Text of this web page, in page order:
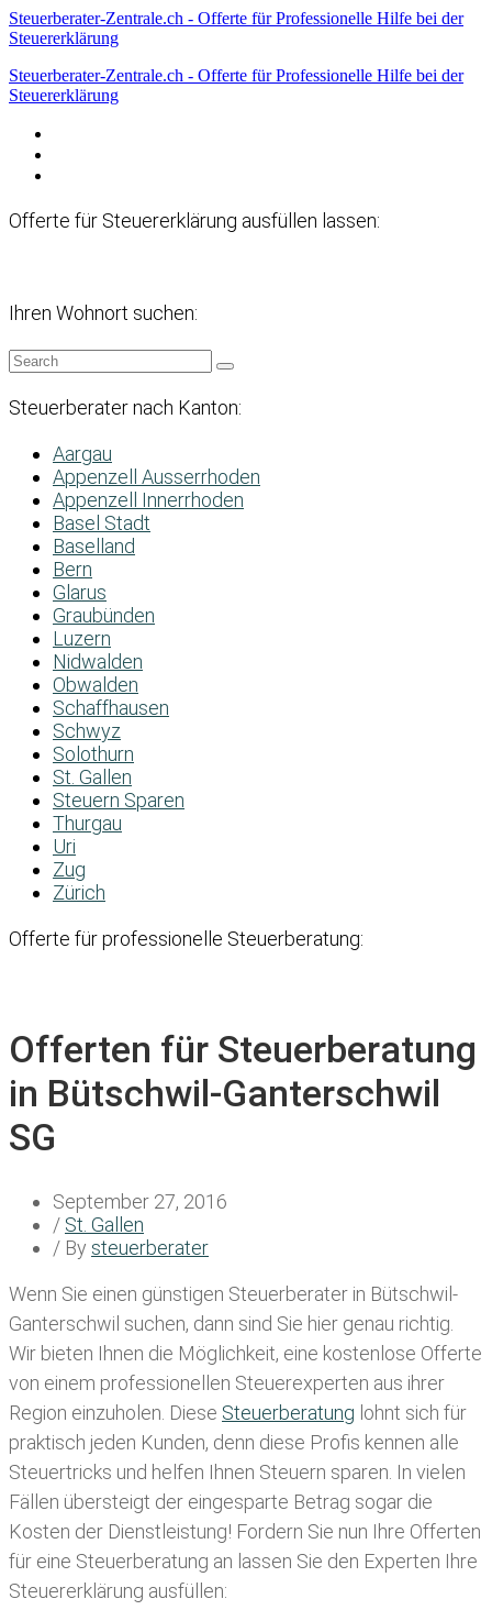
Steuerberater-Zentrale.ch - Offerte für Professionelle Hilfe bei der
Steuererklärung
Steuerberater-Zentrale.ch - Offerte für Professionelle Hilfe bei der
Steuererklärung
Offerte für Steuererklärung ausfüllen lassen:
Ihren Wohnort suchen:
Steuerberater nach Kanton:
Aargau
Appenzell Ausserrhoden
Appenzell Innerrhoden
Basel Stadt
Baselland
Bern
Glarus
Graubünden
Luzern
Nidwalden
Obwalden
Schaffhausen
Schwyz
Solothurn
St. Gallen
Steuern Sparen
Thurgau
Uri
Zug
Zürich
Offerte für professionelle Steuerberatung:
Offerten für Steuerberatung
in Bütschwil-Ganterschwil
SG
September 27, 2016
/ St. Gallen
/ By steuerberater
Wenn Sie einen günstigen Steuerberater in Bütschwil-
Ganterschwil suchen, dann sind Sie hier genau richtig.
Wir bieten Ihnen die Möglichkeit, eine kostenlose Offerte
von einem professionellen Steuerexperten aus ihrer
Region einzuholen. Diese Steuerberatung lohnt sich für
praktisch jeden Kunden, denn diese Profis kennen alle
Steuertricks und helfen Ihnen Steuern sparen. In vielen
Fällen übersteigt der eingesparte Betrag sogar die
Kosten der Dienstleistung! Fordern Sie nun Ihre Offerten
für eine Steuerberatung an lassen Sie den Experten Ihre
Steuererklärung ausfüllen: